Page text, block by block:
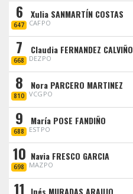
6
647
Xulia SANMARTÍN COSTAS
CAFPO
7
668
Claudia FERNANDEZ CALVIÑO
DEZPO
8
810
Nora PARCERO MARTINEZ
VCGPO
9
688
María POSE FANDIÑO
ESTPO
10
698
Navia FRESCO GARCIA
MAZPO
11